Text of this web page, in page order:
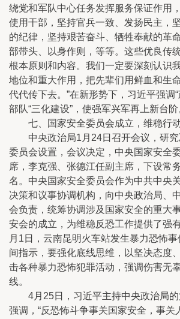
绕党和军队中心任务发挥服务保证作用
使用干部，坚持官兵一致、发扬民主，
的纪律，坚持艰苦奋斗、牺牲奉献的革
部带头、以身作则，等等。这些优良传
根本原则和内容。我们一定要深刻认识
地位和重大作用，把先辈们用鲜血和生
代代传下去。”在新形势下，习近平强调
部队“三化建设”，使强军兴军再上新台阶
七、国家安全委员会成立，维稳行
中央政治局1月24日召开会议，研究
委员会设置，会议决定，中央国家安全
席，李克强、张德江任副主席，下设常
名。中央国家安全委员会作为中共中央
决策和议事协调机构，向中央政治局、
会负责，统筹协调涉及国家安全的重大
安会的成立，为维稳反恐工作提供了强
月1日，云南昆明火车站发生暴力恐怖
间指示，要强化底线思维，以坚决态度
击各种暴力恐怖犯罪活动，强调伤害无
线。
4月25日，习近平主持中央政治局的
强调，“反恐怖斗争事关国家安全，事关